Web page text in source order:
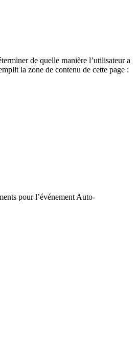
de quelle manière l’utilisateur a
la zone de contenu de cette page :
pour l’événement Auto-